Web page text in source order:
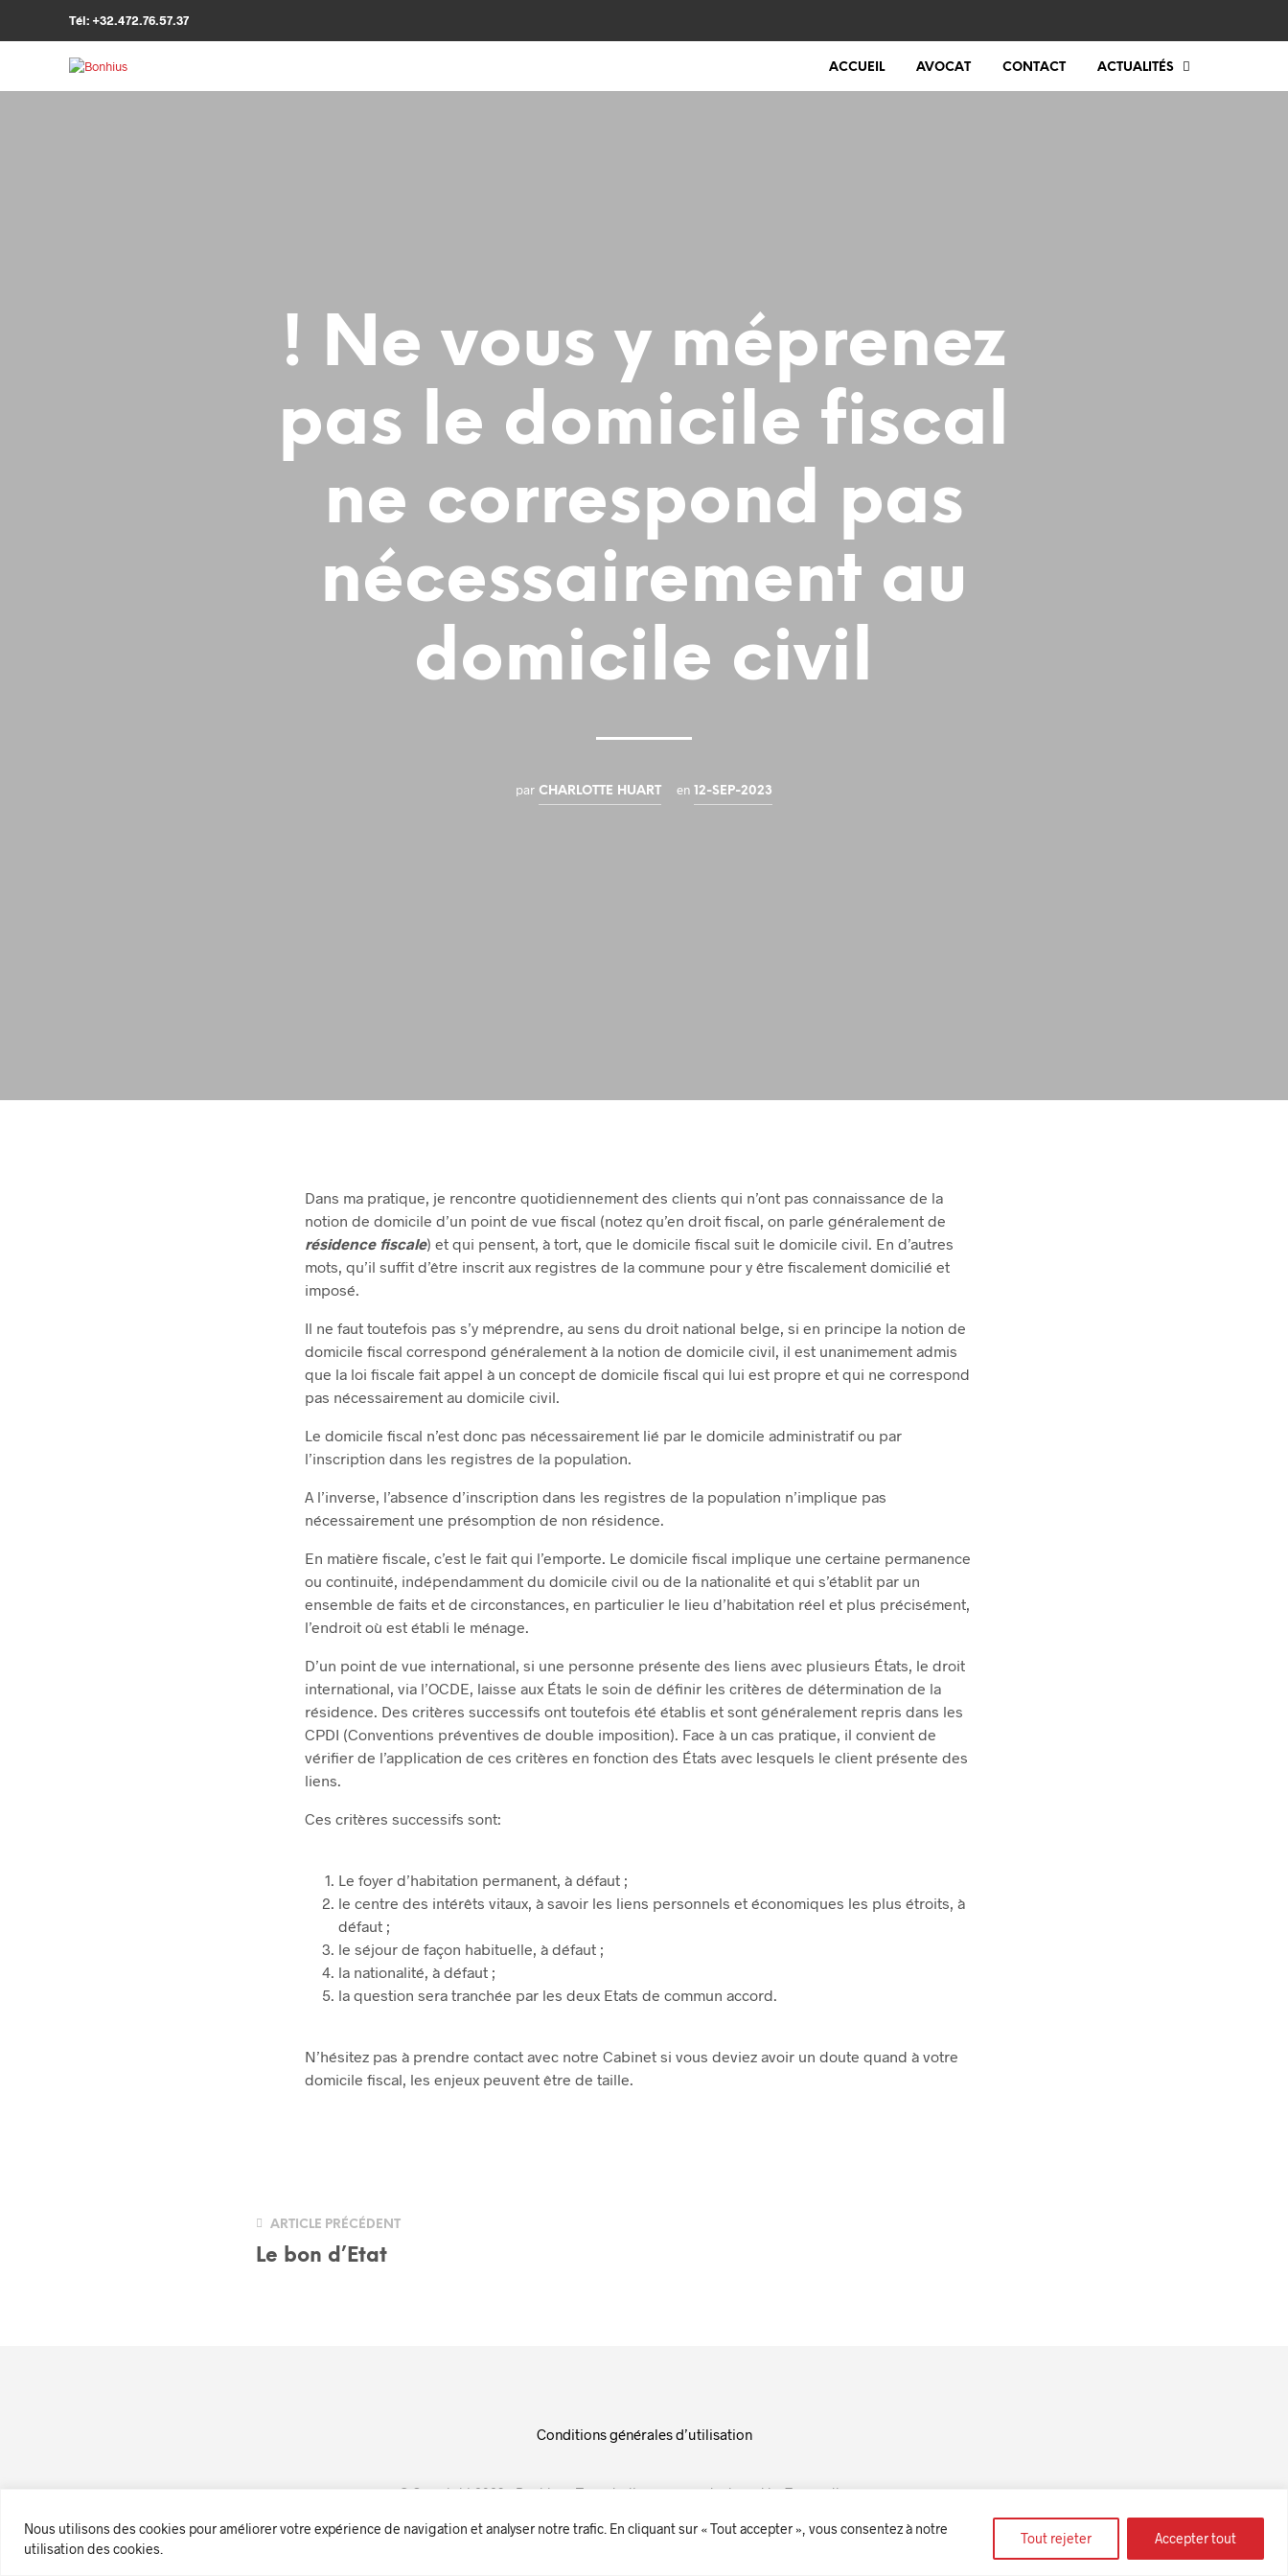
Nous utilisons des cookies pour améliorer votre expérience de navigation et analyser notre trafic. En cliquant sur « Tout accepter », vous consentez à notre
utilisation des cookies.
Tout rejeter Accepter tout
Tél: +32.472.76.57.37
ACCUEIL AVOCAT CONTACT ACTUALITÉS
! Ne vous y méprenez
pas le domicile fiscal
ne correspond pas
nécessairement au
domicile civil
par CHARLOTTE HUART en 12-SEP-2023
Dans ma pratique, je rencontre quotidiennement des clients qui n’ont pas connaissance de la
notion de domicile d’un point de vue fiscal (notez qu’en droit fiscal, on parle généralement de
résidence fiscale) et qui pensent, à tort, que le domicile fiscal suit le domicile civil. En d’autres
mots, qu’il suffit d’être inscrit aux registres de la commune pour y être fiscalement domicilié et
imposé.
Il ne faut toutefois pas s’y méprendre, au sens du droit national belge, si en principe la notion de
domicile fiscal correspond généralement à la notion de domicile civil, il est unanimement admis
que la loi fiscale fait appel à un concept de domicile fiscal qui lui est propre et qui ne correspond
pas nécessairement au domicile civil.
Le domicile fiscal n’est donc pas nécessairement lié par le domicile administratif ou par
l’inscription dans les registres de la population.
A l’inverse, l’absence d’inscription dans les registres de la population n’implique pas
nécessairement une présomption de non résidence.
En matière fiscale, c’est le fait qui l’emporte. Le domicile fiscal implique une certaine permanence
ou continuité, indépendamment du domicile civil ou de la nationalité et qui s’établit par un
ensemble de faits et de circonstances, en particulier le lieu d’habitation réel et plus précisément,
l’endroit où est établi le ménage.
D’un point de vue international, si une personne présente des liens avec plusieurs États, le droit
international, via l’OCDE, laisse aux États le soin de définir les critères de détermination de la
résidence. Des critères successifs ont toutefois été établis et sont généralement repris dans les
CPDI (Conventions préventives de double imposition). Face à un cas pratique, il convient de
vérifier de l’application de ces critères en fonction des États avec lesquels le client présente des
liens.
Ces critères successifs sont:
Le foyer d’habitation permanent, à défaut ;
le centre des intérêts vitaux, à savoir les liens personnels et économiques les plus étroits, à
défaut ;
le séjour de façon habituelle, à défaut ;
la nationalité, à défaut ;
la question sera tranchée par les deux Etats de commun accord.
N’hésitez pas à prendre contact avec notre Cabinet si vous deviez avoir un doute quand à votre
domicile fiscal, les enjeux peuvent être de taille.
ARTICLE PRÉCÉDENT
Le bon d’Etat
Conditions générales d’utilisation
© Copyright 2023 – Bonhius – Tous droits réservés. designed by Zoomedia